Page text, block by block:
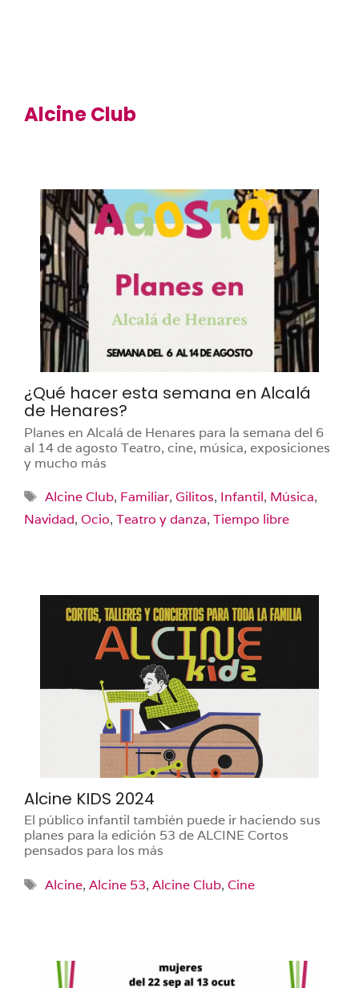
Alcine Club
¿Qué hacer esta semana en Alcalá
de Henares?
Planes en Alcalá de Henares para la semana del 6
al 14 de agosto Teatro, cine, música, exposiciones
y mucho más
Etiquetas
Alcine Club, Familiar, Gilitos, Infantil, Música,
Navidad, Ocio, Teatro y danza, Tiempo libre
Alcine KIDS 2024
El público infantil también puede ir haciendo sus
planes para la edición 53 de ALCINE Cortos
pensados para los más
Etiquetas
Alcine, Alcine 53, Alcine Club, Cine